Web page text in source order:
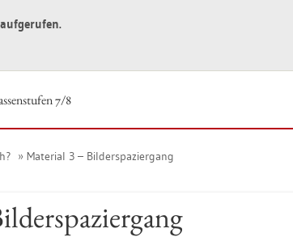
7/8
Ma­te­ri­al 3 – Bil­der­spa­zier­gang